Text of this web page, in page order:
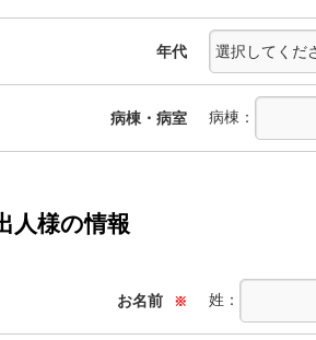
年代
病棟・病室 病棟：
人様の情報
お名前 ※ 姓：